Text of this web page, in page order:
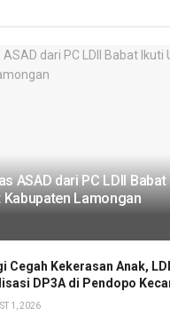
ASAD dari PC LDII Babat
Lamongan
Cegah Kekerasan Anak,
DP3A di Pendopo
1, 2026